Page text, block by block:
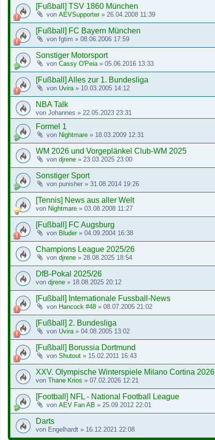
[Fußball] TSV 1860 München
von AEVSupporter» 26.04.2008 11:39
[Fußball] FC Bayern München
von fgtim » 08.06.2006 17:59
Sonstiger Motorsport
von Cassy O'Peia » 05.06.2016 13:33
[Fußball] Alles zur 1. Bundesliga
von Uvira » 10.03.2005 14:12
NBA Talk
von Johannes » 22.05.2023 23:31
Formel 1
von Nightmare » 18.03.2009 12:31
WM 2026 und Vorgeplänkel Club-WM 2025
von djrene » 23.03.2025 23:00
Sonstiger Sport
von punisher » 31.08.2014 19:26
[Tennis] News aus aller Welt
von Nightmare » 03.08.2008 11:27
[Fußball] FC Augsburg
von Bluder» 04.09.2004 16:38
Champions League 2025/26
von djrene » 28.08.2025 18:54
DfB-Pokal 2025/26
von djrene » 18.08.2025 20:12
[Fußball] Internationale Fussball-News
von Hancock #48 » 08.07.2005 21:02
[Fußball] 2. Bundesliga
von Uvira» 04.08.2005 13:02
[Fußball] Borussia Dortmund
von Shutout » 15.02.2011 16:43
XXV. Olympische Winterspiele Milano Cortina 2026
von Thane Krios » 07.02.2026 12:21
[Football] NFL - National Football League
von AEV Fan AB » 25.09.2012 22:01
Darts
von Engelhardt » 16.12.2021 22:08